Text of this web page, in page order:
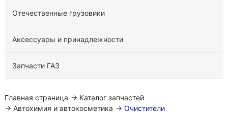
Отечественные грузовики
Аксессуары и принадлежности
Запчасти ГАЗ
Главная страница → Каталог запчастей
→ Автохимия и автокосметика → Очистители